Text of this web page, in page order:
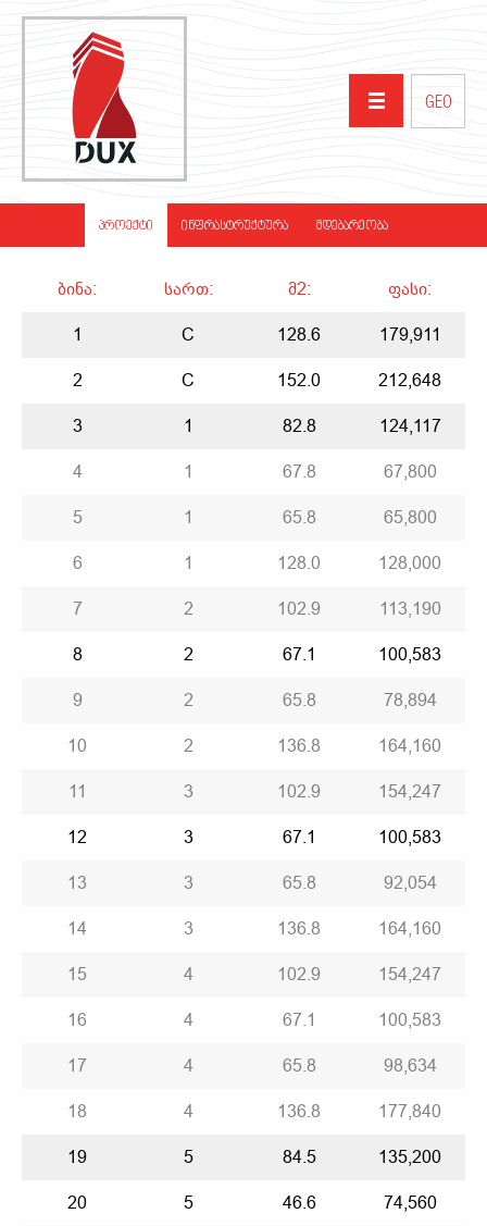
GEO
ᲛᲗᲐᲕᲐᲠᲘ
ᲩᲕᲔᲜ ᲨᲔᲡᲐᲮᲔᲑ
ᲞᲠᲝᲔᲥᲢᲔᲑᲘ
ᲞᲐᲠᲢᲜᲘᲝᲠᲔᲑᲘ
ᲡᲘᲐᲮᲚᲔᲔᲑᲘ
ᲞᲠᲝᲔᲥᲢᲘ ᲘᲜᲤᲠᲐᲡᲢᲠᲣᲥᲢᲣᲠᲐ ᲛᲓᲔᲑᲐᲠᲔᲝᲑᲐ
ᲑᲘᲜᲐ: ᲡᲐᲠᲗ: Მ2: ᲤᲐᲡᲘ:
1 C 128.6 179,911
2 C 152.0 212,648
3 1 82.8 124,117
4 1 67.8 67,800
5 1 65.8 65,800
6 1 128.0 128,000
7 2 102.9 113,190
8 2 67.1 100,583
9 2 65.8 78,894
10 2 136.8 164,160
11 3 102.9 154,247
12 3 67.1 100,583
13 3 65.8 92,054
14 3 136.8 164,160
15 4 102.9 154,247
16 4 67.1 100,583
17 4 65.8 98,634
18 4 136.8 177,840
19 5 84.5 135,200
20 5 46.6 74,560